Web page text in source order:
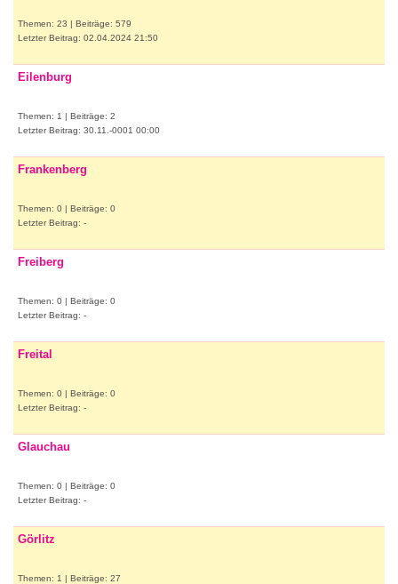
Themen: 23 | Beiträge: 579
Letzter Beitrag: 02.04.2024 21:50
Eilenburg
Themen: 1 | Beiträge: 2
Letzter Beitrag: 30.11.-0001 00:00
Frankenberg
Themen: 0 | Beiträge: 0
Letzter Beitrag: -
Freiberg
Themen: 0 | Beiträge: 0
Letzter Beitrag: -
Freital
Themen: 0 | Beiträge: 0
Letzter Beitrag: -
Glauchau
Themen: 0 | Beiträge: 0
Letzter Beitrag: -
Görlitz
Themen: 1 | Beiträge: 27